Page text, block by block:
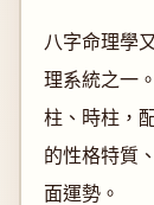
八字命理學
理系統之一
柱、時柱，
的性格特質
面運勢。